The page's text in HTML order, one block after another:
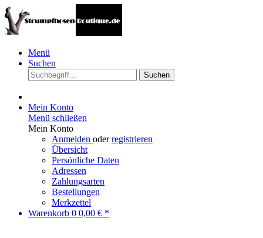
Menü
Suchen
Suchen
Mein Konto
Menü schließen
Mein Konto
Anmelden oderregistrieren
Übersicht
Persönliche Daten
Adressen
Zahlungsarten
Bestellungen
Merkzettel
Warenkorb 0 0,00 € *